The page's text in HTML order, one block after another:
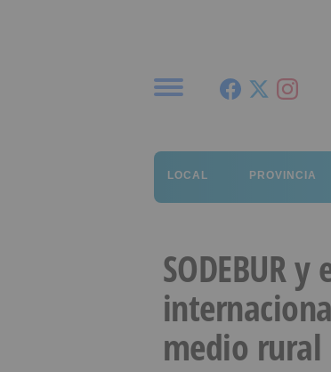
LOCAL PROVINCIA
SODEBUR
medio rural